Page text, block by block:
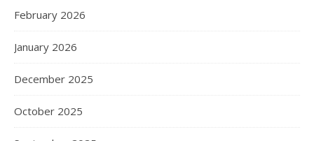
February 2026
January 2026
December 2025
October 2025